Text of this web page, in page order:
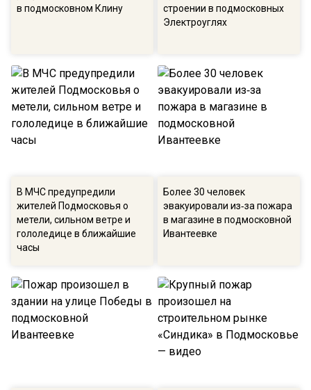
в подмосковном Клину
строении в подмосковных
Электроуглях
В МЧС предупредили
жителей Подмосковья о
метели, сильном ветре и
гололедице в ближайшие
часы
Более 30 человек
эвакуировали из‑за пожара
в магазине в подмосковной
Ивантеевке